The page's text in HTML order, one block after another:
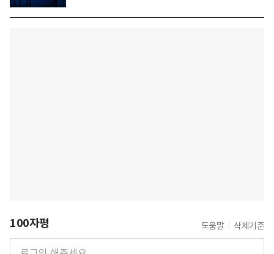
100자평 도움말 삭제기준